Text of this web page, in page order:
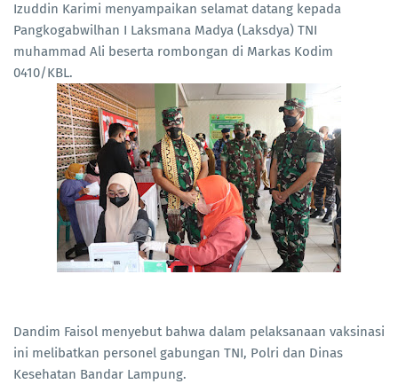
Izuddin Karimi menyampaikan selamat datang kepada
Pangkogabwilhan I Laksmana Madya (Laksdya) TNI
muhammad Ali beserta rombongan di Markas Kodim
0410/KBL.
Dandim Faisol menyebut bahwa dalam pelaksanaan vaksinasi
ini melibatkan personel gabungan TNI, Polri dan Dinas
Kesehatan Bandar Lampung.